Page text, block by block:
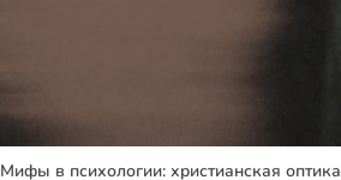
Мифы в психологии: христианская оптика